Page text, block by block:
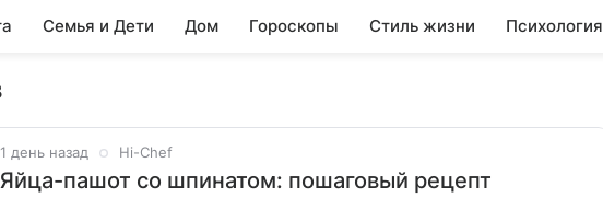
Семья и Дети Дом Гороскопы Стиль жизни Психология
1 день назад Hi-Chef
Яйца-пашот со шпинатом: пошаговый рецепт